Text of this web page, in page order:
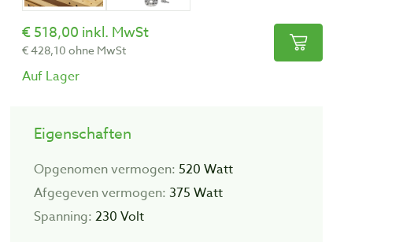
518,00 inkl. MwSt
428,10 ohne MwSt
Auf Lager
Eigenschaften
Opgenomen vermogen: 520 Watt
Afgegeven vermogen: 375 Watt
Spanning: 230 Volt